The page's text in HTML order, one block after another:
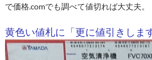
で価格.comでも調べて値切れば大丈夫。
黄色い値札に「更に値引きしま